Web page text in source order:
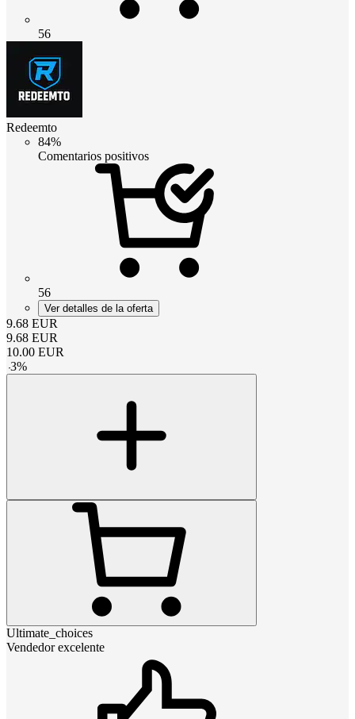
56
Redeemto
84%
Comentarios positivos
56
Ver detalles de la oferta
9.68 EUR
9.68 EUR
10.00 EUR
-3%
Ultimate_choices
Vendedor excelente